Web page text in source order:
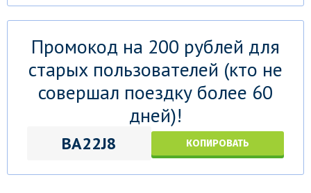
Промокод на 200 рублей для
старых пользователей (кто не
совершал поездку более 60
дней)!
BA22J8 КОПИРОВАТЬ